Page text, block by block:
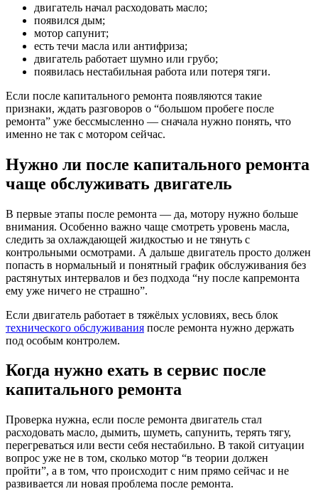
двигатель начал расходовать масло;
появился дым;
мотор сапунит;
есть течи масла или антифриза;
двигатель работает шумно или грубо;
появилась нестабильная работа или потеря тяги.
Если после капитального ремонта появляются такие
признаки, ждать разговоров о “большом пробеге после
ремонта” уже бессмысленно — сначала нужно понять, что
именно не так с мотором сейчас.
Нужно ли после капитального ремонта
чаще обслуживать двигатель
В первые этапы после ремонта — да, мотору нужно больше
внимания. Особенно важно чаще смотреть уровень масла,
следить за охлаждающей жидкостью и не тянуть с
контрольными осмотрами. А дальше двигатель просто должен
попасть в нормальный и понятный график обслуживания без
растянутых интервалов и без подхода “ну после капремонта
ему уже ничего не страшно”.
Если двигатель работает в тяжёлых условиях, весь блок
технического обслуживания после ремонта нужно держать
под особым контролем.
Когда нужно ехать в сервис после
капитального ремонта
Проверка нужна, если после ремонта двигатель стал
расходовать масло, дымить, шуметь, сапунить, терять тягу,
перегреваться или вести себя нестабильно. В такой ситуации
вопрос уже не в том, сколько мотор “в теории должен
пройти”, а в том, что происходит с ним прямо сейчас и не
развивается ли новая проблема после ремонта.